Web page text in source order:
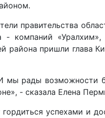
правительства
компаний
района пришли глава
мы рады
- сказала Елена
успехами и